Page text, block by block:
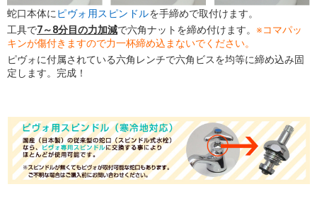
蛇口本体にピヴォ用スピンドルを手締めで取付けます。
工具で7～8分目の力加減で六角ナットを締め付けます。 ※コマパッ
キンが傷付きますので力一杯締め込まないでください。
ピヴォに付属されている六角レンチで六角ビスを均等に締め込み固
定します。完成！